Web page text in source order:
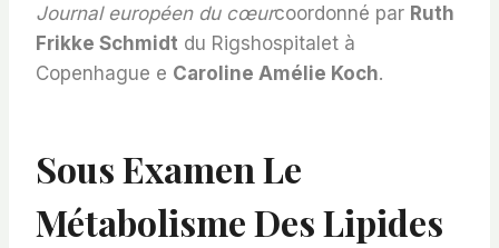
Journal européen du cœurcoordonné par Ruth
Frikke Schmidt du Rigshospitalet à
Copenhague e Caroline Amélie Koch.
Sous Examen Le
Métabolisme Des Lipides